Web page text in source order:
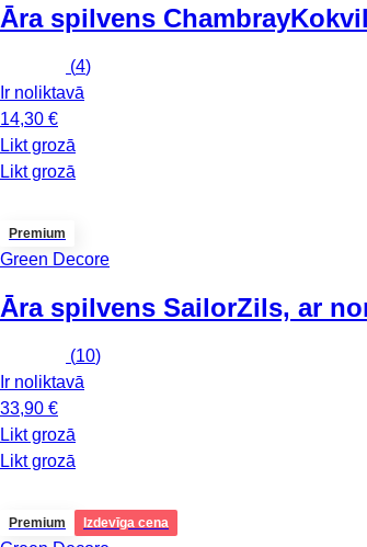
Āra spilvens Chambray
(4)
Ir noliktavā
14,30 €
Likt grozā
Likt grozā
Premium
Green Decore
Āra spilvens SailorZils, ar
(10)
Ir noliktavā
33,90 €
Likt grozā
Likt grozā
Premium Izdevīga cena